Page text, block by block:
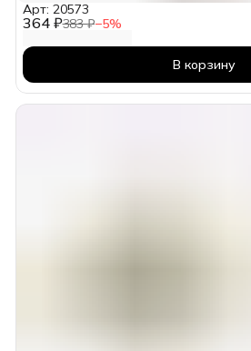
364 ₽383 ₽−5%
Арт: 20573
В корзину